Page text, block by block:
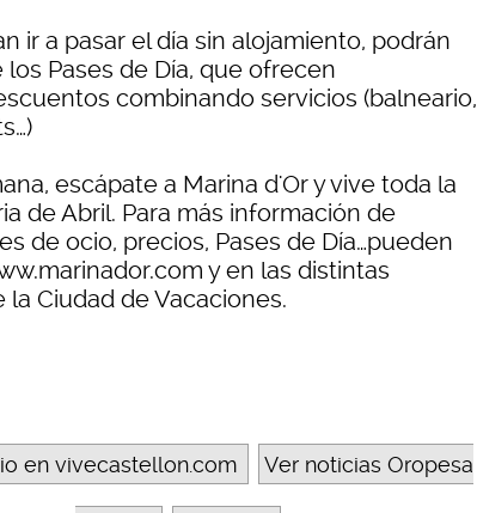
ir a pasar el día sin alojamiento, podrán
Pases de Día, que ofrecen
combinando servicios (balneario,
escápate a Marina d'Or y vive toda la
de Abril. Para más información de
de ocio, precios, Pases de Día…pueden
y en las distintas
Ciudad de Vacaciones.
en vivecastellon.com Ver noticias Oropesa